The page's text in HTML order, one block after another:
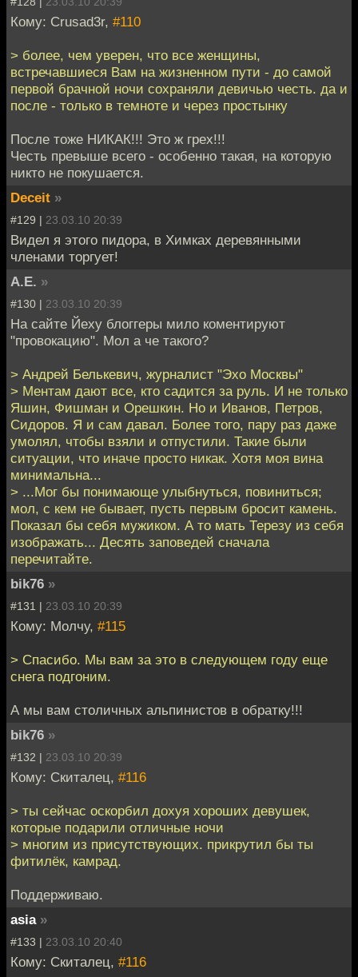
Кому: Crusad3r, #110
> более, чем уверен, что все женщины,
встречавшиеся Вам на жизненном пути - до самой
первой брачной ночи сохраняли девичью честь. да и
после - только в темноте и через простынку
После тоже НИКАК!!! Это ж грех!!!
Честь превыше всего - особенно такая, на которую
никто не покушается.
Deceit »
#129 | 23.03.10 20:39
Видел я этого пидора, в Химках деревянными
членами торгует!
A.E. »
#130 | 23.03.10 20:39
На сайте Йеху блоггеры мило коментируют
"провокацию". Мол а че такого?
> Андрей Белькевич, журналист "Эхо Москвы"
> Ментам дают все, кто садится за руль. И не только
Яшин, Фишман и Орешкин. Но и Иванов, Петров,
Сидоров. Я и сам давал. Более того, пару раз даже
умолял, чтобы взяли и отпустили. Такие были
ситуации, что иначе просто никак. Хотя моя вина
минимальна...
> ...Мог бы понимающе улыбнуться, повиниться;
мол, с кем не бывает, пусть первым бросит камень.
Показал бы себя мужиком. А то мать Терезу из себя
изображать... Десять заповедей сначала
перечитайте.
bik76 »
#131 | 23.03.10 20:39
Кому: Молчу, #115
> Спасибо. Мы вам за это в следующем году еще
снега подгоним.
А мы вам столичных альпинистов в обратку!!!
bik76 »
#132 | 23.03.10 20:39
Кому: Скиталец, #116
> ты сейчас оскорбил дохуя хороших девушек,
которые подарили отличные ночи
> многим из присутствующих. прикрутил бы ты
фитилёк, камрад.
Поддерживаю.
asia »
#133 | 23.03.10 20:40
Кому: Скиталец, #116